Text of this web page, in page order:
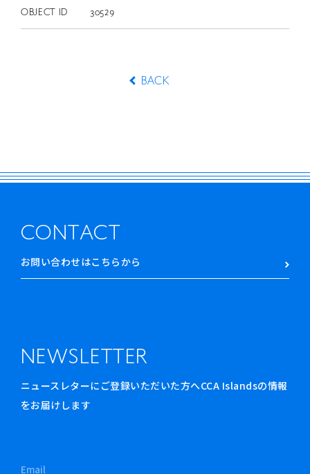
OBJECT ID 30529
BACK
CONTACT
お問い合わせはこちらから
NEWSLETTER
ニュースレターにご登録いただいた方へCCA Islandsの情報
をお届けします